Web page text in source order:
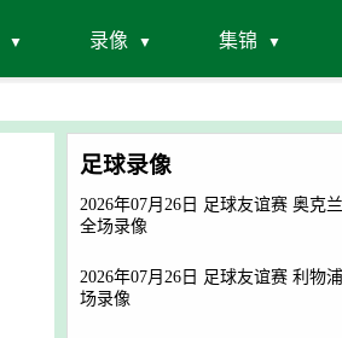
录像 集锦
足球录像
2026年07月26日 足球友谊赛 奥克兰
全场录像
2026年07月26日 足球友谊赛 利物
场录像